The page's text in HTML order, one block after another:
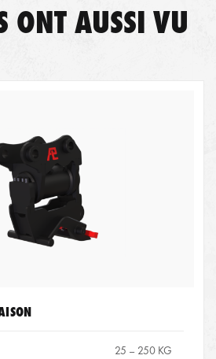
ONT AUSSI VU
25 – 250 KG